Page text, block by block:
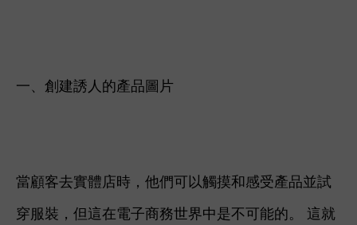
一、創建誘人的產品圖片
當顧客去實體店時，他們可以觸摸和感受產品並試
穿服裝，但這在電子商務世界中是不可能的。 這就